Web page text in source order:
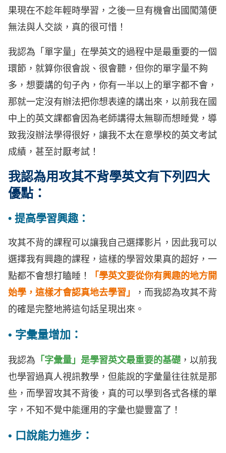
果現在不趁年輕時學習，之後一旦有機會出國闖蕩便
無法與人交談，真的很可惜！
我認為「單字量」在學英文的過程中是最重要的一個
環節，就算你很會說、很會聽，但你的單字量不夠
多，想要講的句子內，你有一半以上的單字都不會，
那就一定沒有辦法把你想表達的講出來，以前我在國
中上的英文課都會因為老師講得太無聊而想睡覺，導
致我沒辦法學得很好，讓我不太在意學校的英文考試
成績，甚至討厭考試！
我認為用攻其不背學英文有下列四大
優點：
• 提高學習興趣：
攻其不背的課程可以讓我自己選擇影片，因此我可以
選擇我有興趣的課程，這樣的學習效果真的超好，一
點都不會想打瞌睡！
「學英文要從你有興趣的地方開
始學，這樣才會認真地去學習」
，而我認為攻其不背
的確是完整地將這句話呈現出來。
• 字彙量增加：
我認為 「字彙量」是學習英文最重要的基礎，以前我
也學習過真人視訊教學，但能說的字彙量往往就是那
些，而學習攻其不背後，真的可以學到各式各樣的單
字，不知不覺中能運用的字彙也變豐富了！
• 口說能力進步：